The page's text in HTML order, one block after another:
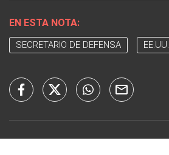
EN ESTA NOTA:
SECRETARIO DE DEFENSA EE.UU.